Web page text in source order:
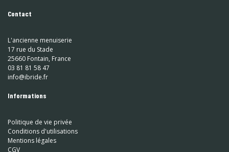
Contact
L'ancienne menuiserie
17 rue du Stade
25660 Fontain, France
03 81 81 58 47
info@ibride.fr
Informations
Politique de vie privée
Conditions d'utilisations
Mentions légales
CGV